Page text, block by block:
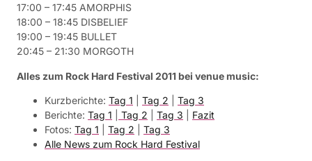
17:00 – 17:45 AMORPHIS
18:00 – 18:45 DISBELIEF
19:00 – 19:45 BULLET
20:45 – 21:30 MORGOTH
Alles zum Rock Hard Festival 2011 bei venue music:
Kurzberichte: Tag 1 Tag 2
Tag 3
Berichte: Tag 1 Tag 2 Tag 3
Fazit
Fotos: Tag 1 Tag 2
Tag 3
Alle News zum Rock Hard Festival